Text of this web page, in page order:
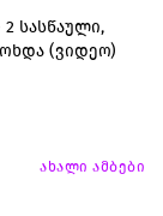
სასწაული,
(ვიდეო)
ახალი ამბები